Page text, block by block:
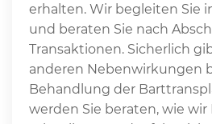
erhalten. Wir begleiten Sie
und beraten Sie nach
Transaktionen. Sicherlich
anderen Nebenwirkungen
Behandlung der
werden Sie beraten, wie